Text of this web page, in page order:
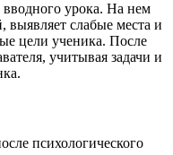
вводного урока. На нем
выявляет слабые места и
цели ученика. После
учитывая задачи и
психологического